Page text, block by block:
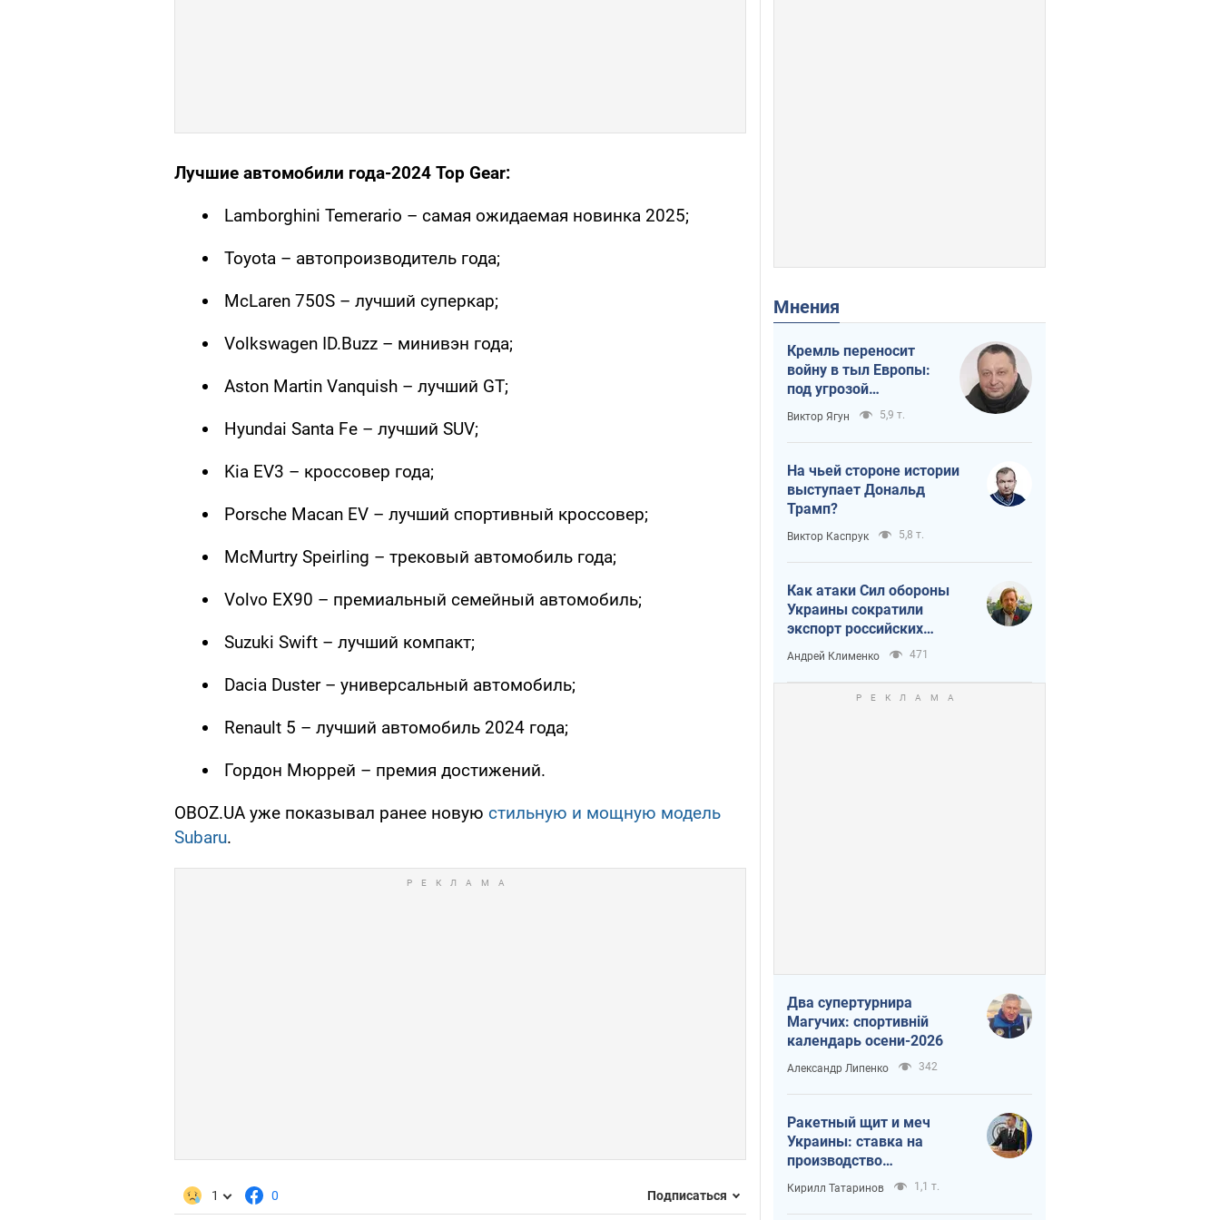
Лучшие автомобили года-2024 Top Gear:
Lamborghini Temerario – самая ожидаемая новинка 2025;
Toyota – автопроизводитель года;
McLaren 750S – лучший суперкар;
Volkswagen ID.Buzz – минивэн года;
Aston Martin Vanquish – лучший GT;
Hyundai Santa Fe – лучший SUV;
Kia EV3 – кроссовер года;
Porsche Macan EV – лучший спортивный кроссовер;
McMurtry Speirling – трековый автомобиль года;
Volvo EX90 – премиальный семейный автомобиль;
Suzuki Swift – лучший компакт;
Dacia Duster – универсальный автомобиль;
Renault 5 – лучший автомобиль 2024 года;
Гордон Мюррей – премия достижений.
OBOZ.UA уже показывал ранее новую стильную и мощную модель
Subaru.
1 0 Подписаться
Мнения
Кремль переносит
войну в тыл Европы:
под угрозой
критическая
логистика
Виктор Ягун 5,9 т.
На чьей стороне истории
выступает Дональд
Трамп?
Виктор Каспрук 5,8 т.
Как атаки Сил обороны
Украины сократили
экспорт российских
нефтепродуктов
Андрей Клименко 471
Два супертурнира
Магучих: спортивній
календарь осени-2026
Александр Липенко 342
Ракетный щит и меч
Украины: ставка на
производство
собственных ракет
Кирилл Татаринов 1,1 т.